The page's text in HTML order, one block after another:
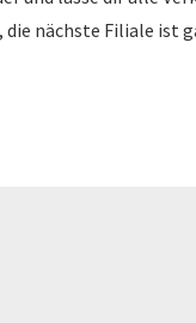
nächste Filiale ist